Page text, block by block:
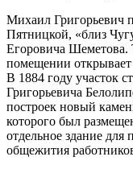
Михаил Григорьевич
Пятницкой, «близ
Егоровича Шеметова.
помещении открывает
В 1884 году участок
Григорьевича
построек новый
которого был
отдельное здание для
общежития